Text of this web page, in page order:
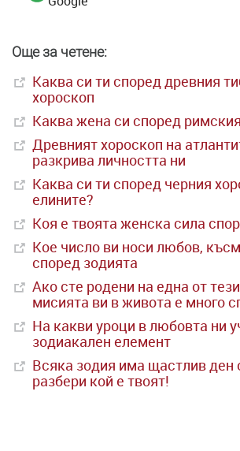
Още за четене:
Каква си ти според древния
хороскоп
Каква жена си според
Древният хороскоп на
разкрива личността ни
Каква си ти според черния
елините?
Коя е твоята женска сила
Кое число ви носи любов,
според зодията
Ако сте родени на една от
мисията ви в живота е много
На какви уроци в любовта ни
зодиакален елемент
Всяка зодия има щастлив ден
разбери кой е твоят!